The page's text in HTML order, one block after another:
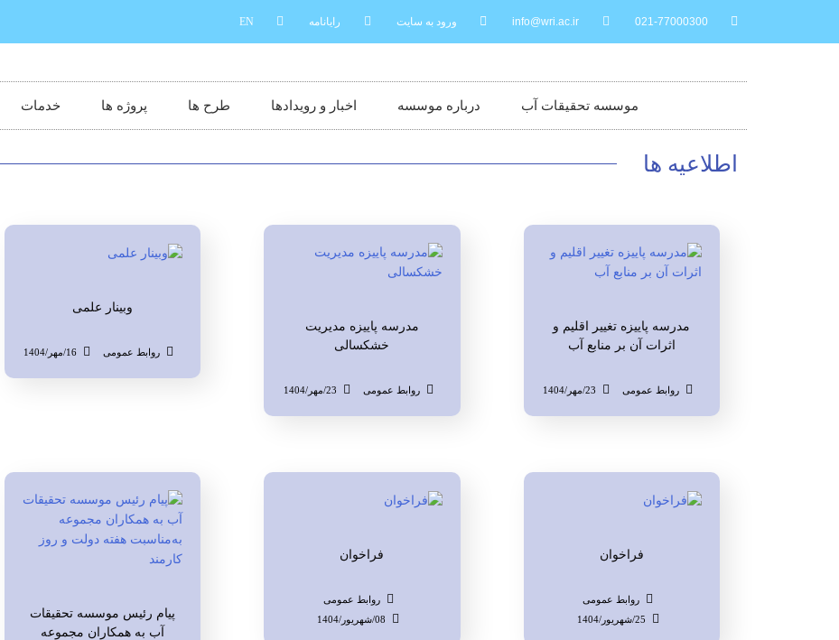
021-77000300
info@wri.ac.ir ورود به سایت رایانامه EN
موسسه تحقیقات آب درباره موسسه اخبار و رویدادها طرح ها پروژه ها خدمات
اطلاعیه ها
مدرسه پاییزه تغییر اقلیم و
اثرات آن بر منابع آب
روابط عمومی 23/مهر/1404
مدرسه پاییزه مدیریت
خشکسالی
روابط عمومی 23/مهر/1404
وبینار علمی
روابط عمومی 16/مهر/1404
فراخوان
روابط عمومی
25/شهریور/1404
فراخوان
روابط عمومی
08/شهریور/1404
پیام رئیس موسسه تحقیقات
آب به همکاران مجموعه